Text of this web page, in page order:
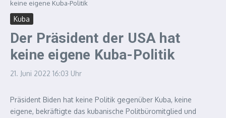
keine eigene Kuba-Politik
Kuba
Der Präsident der USA hat
keine eigene Kuba-Politik
21. Juni 2022 16:03 Uhr
Präsident Biden hat keine Politik gegenüber Kuba, keine
eigene, bekräftigte das kubanische Politbüromitglied und